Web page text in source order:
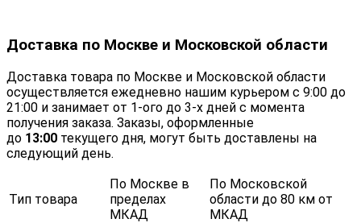
Доставка по Москве и Московской области
Доставка товара по Москве и Московской области
осуществляется ежедневно нашим курьером с 9:00 до
21:00 и занимает от 1-ого до 3-х дней с момента
получения заказа. Заказы, оформленные
до 13:00 текущего дня, могут быть доставлены на
следующий день.
Тип товара
По Москве в
пределах
МКАД
По Московской
области до 80 км от
МКАД